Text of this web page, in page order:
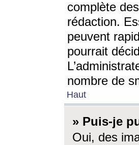
complète
rédaction.
peuvent
pourrait
nombre de
Haut
» Puis-je
Oui, des